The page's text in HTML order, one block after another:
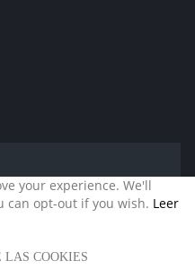
your experience. We'll
can opt-out if you wish. Leer
LAS COOKIES